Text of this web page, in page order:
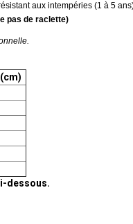
aux intempéries (1 à 5
pas de raclette)
dessous.